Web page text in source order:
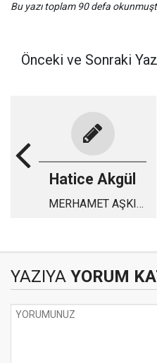
Bu yazı toplam 90 defa
Önceki ve Sonraki
Hatice Akgül
MERHAMET AŞKI
YAZIYA YORUM